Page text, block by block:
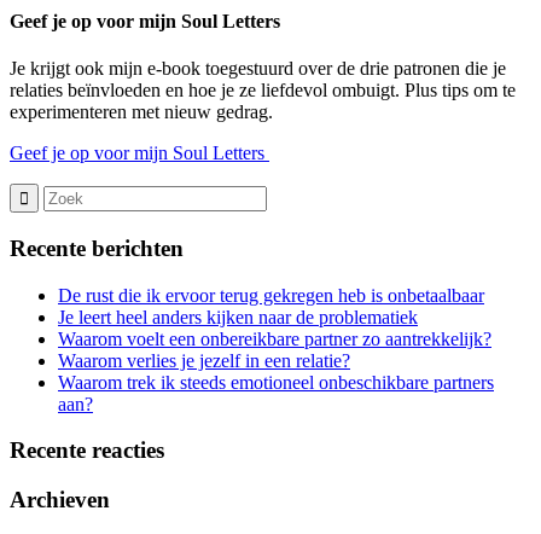
Geef je op voor mijn Soul Letters
Je krijgt ook mijn e-book toegestuurd over de drie patronen die je
relaties beïnvloeden en hoe je ze liefdevol ombuigt. Plus tips om te
experimenteren met nieuw gedrag.
Geef je op voor mijn Soul Letters
Recente berichten
De rust die ik ervoor terug gekregen heb is onbetaalbaar
Je leert heel anders kijken naar de problematiek
Waarom voelt een onbereikbare partner zo aantrekkelijk?
Waarom verlies je jezelf in een relatie?
Waarom trek ik steeds emotioneel onbeschikbare partners
aan?
Recente reacties
Archieven